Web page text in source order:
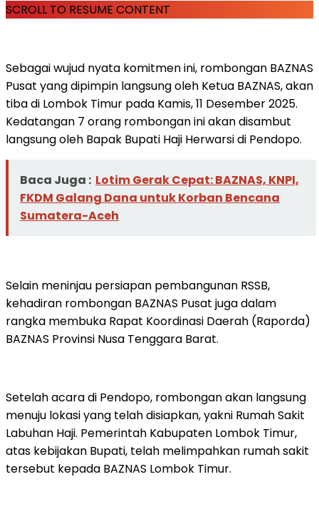
SCROLL TO RESUME CONTENT
Sebagai wujud nyata komitmen ini, rombongan BAZNAS
Pusat yang dipimpin langsung oleh Ketua BAZNAS, akan
tiba di Lombok Timur pada Kamis, 11 Desember 2025.
Kedatangan 7 orang rombongan ini akan disambut
langsung oleh Bapak Bupati Haji Herwarsi di Pendopo.
Baca Juga : Lotim Gerak Cepat: BAZNAS, KNPI,
FKDM Galang Dana untuk Korban Bencana
Sumatera-Aceh
Selain meninjau persiapan pembangunan RSSB,
kehadiran rombongan BAZNAS Pusat juga dalam
rangka membuka Rapat Koordinasi Daerah (Raporda)
BAZNAS Provinsi Nusa Tenggara Barat.
Setelah acara di Pendopo, rombongan akan langsung
menuju lokasi yang telah disiapkan, yakni Rumah Sakit
Labuhan Haji. Pemerintah Kabupaten Lombok Timur,
atas kebijakan Bupati, telah melimpahkan rumah sakit
tersebut kepada BAZNAS Lombok Timur.